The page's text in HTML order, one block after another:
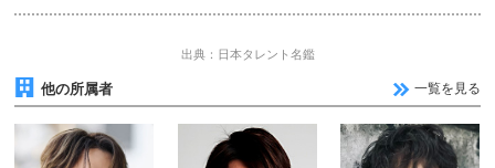
出典：日本タレント名鑑
他の所属者 一覧を見る